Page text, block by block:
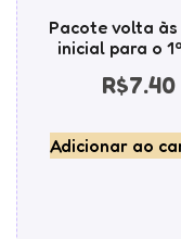
Pacote volta
inicial para o
R$7.40
Adicionar ao